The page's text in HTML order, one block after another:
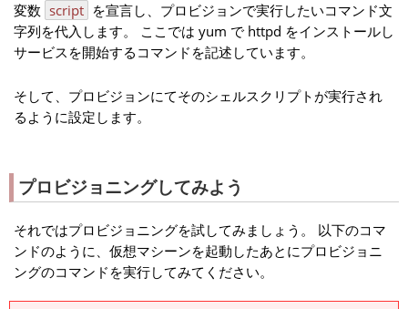
変数 script を宣言し、プロビジョンで実行したいコマンド文
字列を代入します。 ここでは yum で httpd をインストールし
サービスを開始するコマンドを記述しています。
そして、プロビジョンにてそのシェルスクリプトが実行され
るように設定します。
プロビジョニングしてみよう
それではプロビジョニングを試してみましょう。 以下のコマ
ンドのように、仮想マシーンを起動したあとにプロビジョニ
ングのコマンドを実行してみてください。